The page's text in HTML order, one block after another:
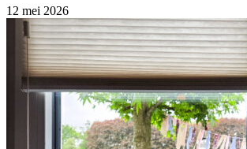
12 mei 2026